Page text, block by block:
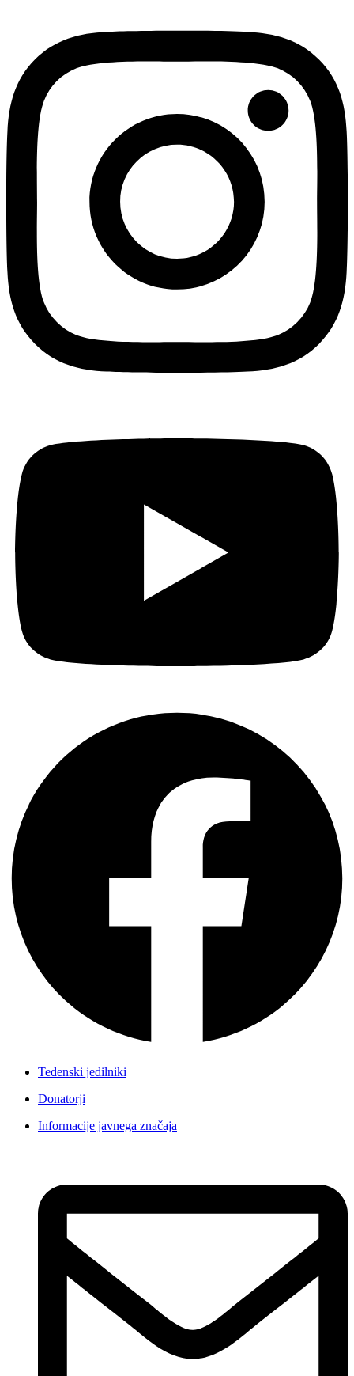
Tedenski jedilniki
Donatorji
Informacije javnega značaja